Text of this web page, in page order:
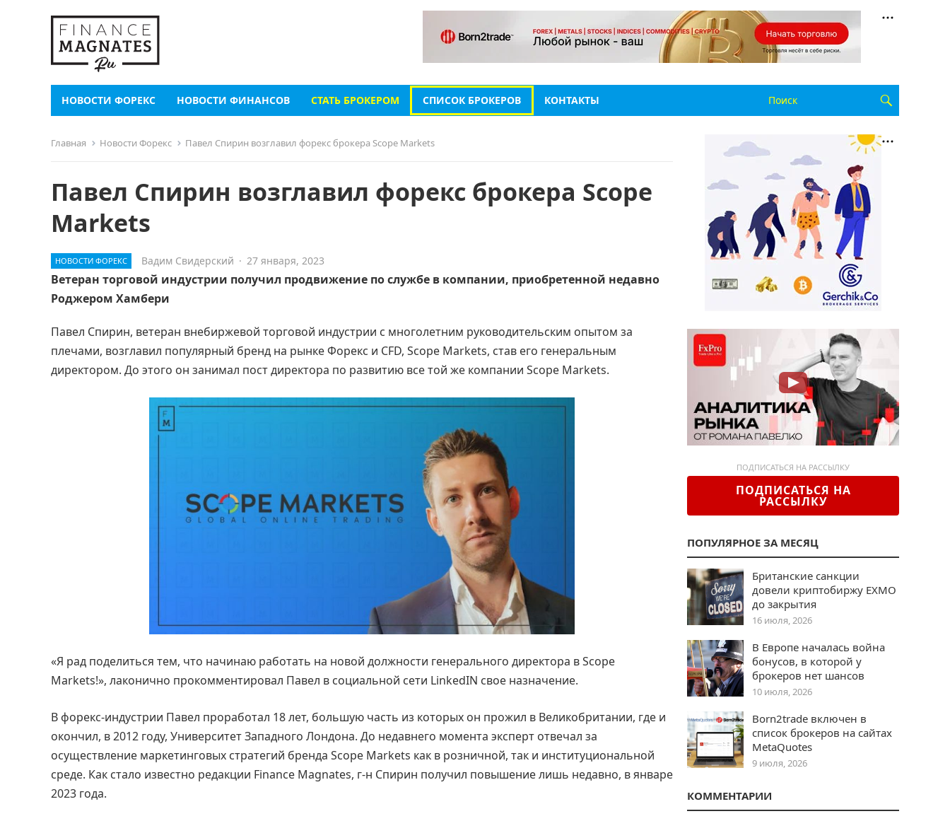
НОВОСТИ ФОРЕКС НОВОСТИ ФИНАНСОВ СТАТЬ БРОКЕРОМ СПИСОК БРОКЕРОВ КОНТАКТЫ
Главная Новости Форекс Павел Спирин возглавил форекс брокера Scope Markets
Павел Спирин возглавил форекс брокера Scope
Markets
НОВОСТИ ФОРЕКС Вадим Свидерский · 27 января, 2023
Ветеран торговой индустрии получил продвижение по службе в компании, приобретенной недавно
Роджером Хамбери
Павел Спирин, ветеран внебиржевой торговой индустрии с многолетним руководительским опытом за
плечами, возглавил популярный бренд на рынке Форекс и CFD, Scope Markets, став его генеральным
директором. До этого он занимал пост директора по развитию все той же компании Scope Markets.
«Я рад поделиться тем, что начинаю работать на новой должности генерального директора в Scope
Markets!», лаконично прокомментировал Павел в социальной сети LinkedIN свое назначение.
В форекс-индустрии Павел проработал 18 лет, большую часть из которых он прожил в Великобритании, где и
окончил, в 2012 году, Университет Западного Лондона. До недавнего момента эксперт отвечал за
осуществление маркетинговых стратегий бренда Scope Markets как в розничной, так и институциональной
среде. Как стало известно редакции Finance Magnates, г-н Спирин получил повышение лишь недавно, в январе
2023 года.
ПОДПИСАТЬСЯ НА РАССЫЛКУ
ПОДПИСАТЬСЯ НА
РАССЫЛКУ
ПОПУЛЯРНОЕ ЗА МЕСЯЦ
Британские санкции
довели криптобиржу EXMO
до закрытия
16 июля, 2026
В Европе началась война
бонусов, в которой у
брокеров нет шансов
10 июля, 2026
Born2trade включен в
список брокеров на сайтах
MetaQuotes
9 июля, 2026
КОММЕНТАРИИ